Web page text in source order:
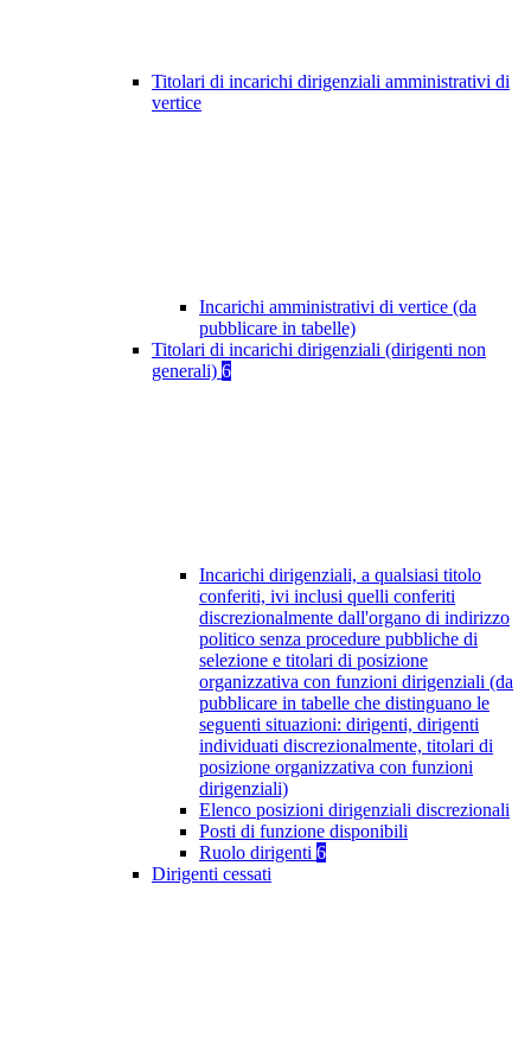
Titolari di incarichi dirigenziali amministrativi di
vertice
Incarichi amministrativi di vertice (da
pubblicare in tabelle)
Titolari di incarichi dirigenziali (dirigenti non
generali) 6
Incarichi dirigenziali, a qualsiasi titolo
conferiti, ivi inclusi quelli conferiti
discrezionalmente dall'organo di indirizzo
politico senza procedure pubbliche di
selezione e titolari di posizione
organizzativa con funzioni dirigenziali (da
pubblicare in tabelle che distinguano le
seguenti situazioni: dirigenti, dirigenti
individuati discrezionalmente, titolari di
posizione organizzativa con funzioni
dirigenziali)
Elenco posizioni dirigenziali discrezionali
Posti di funzione disponibili
Ruolo dirigenti 6
Dirigenti cessati